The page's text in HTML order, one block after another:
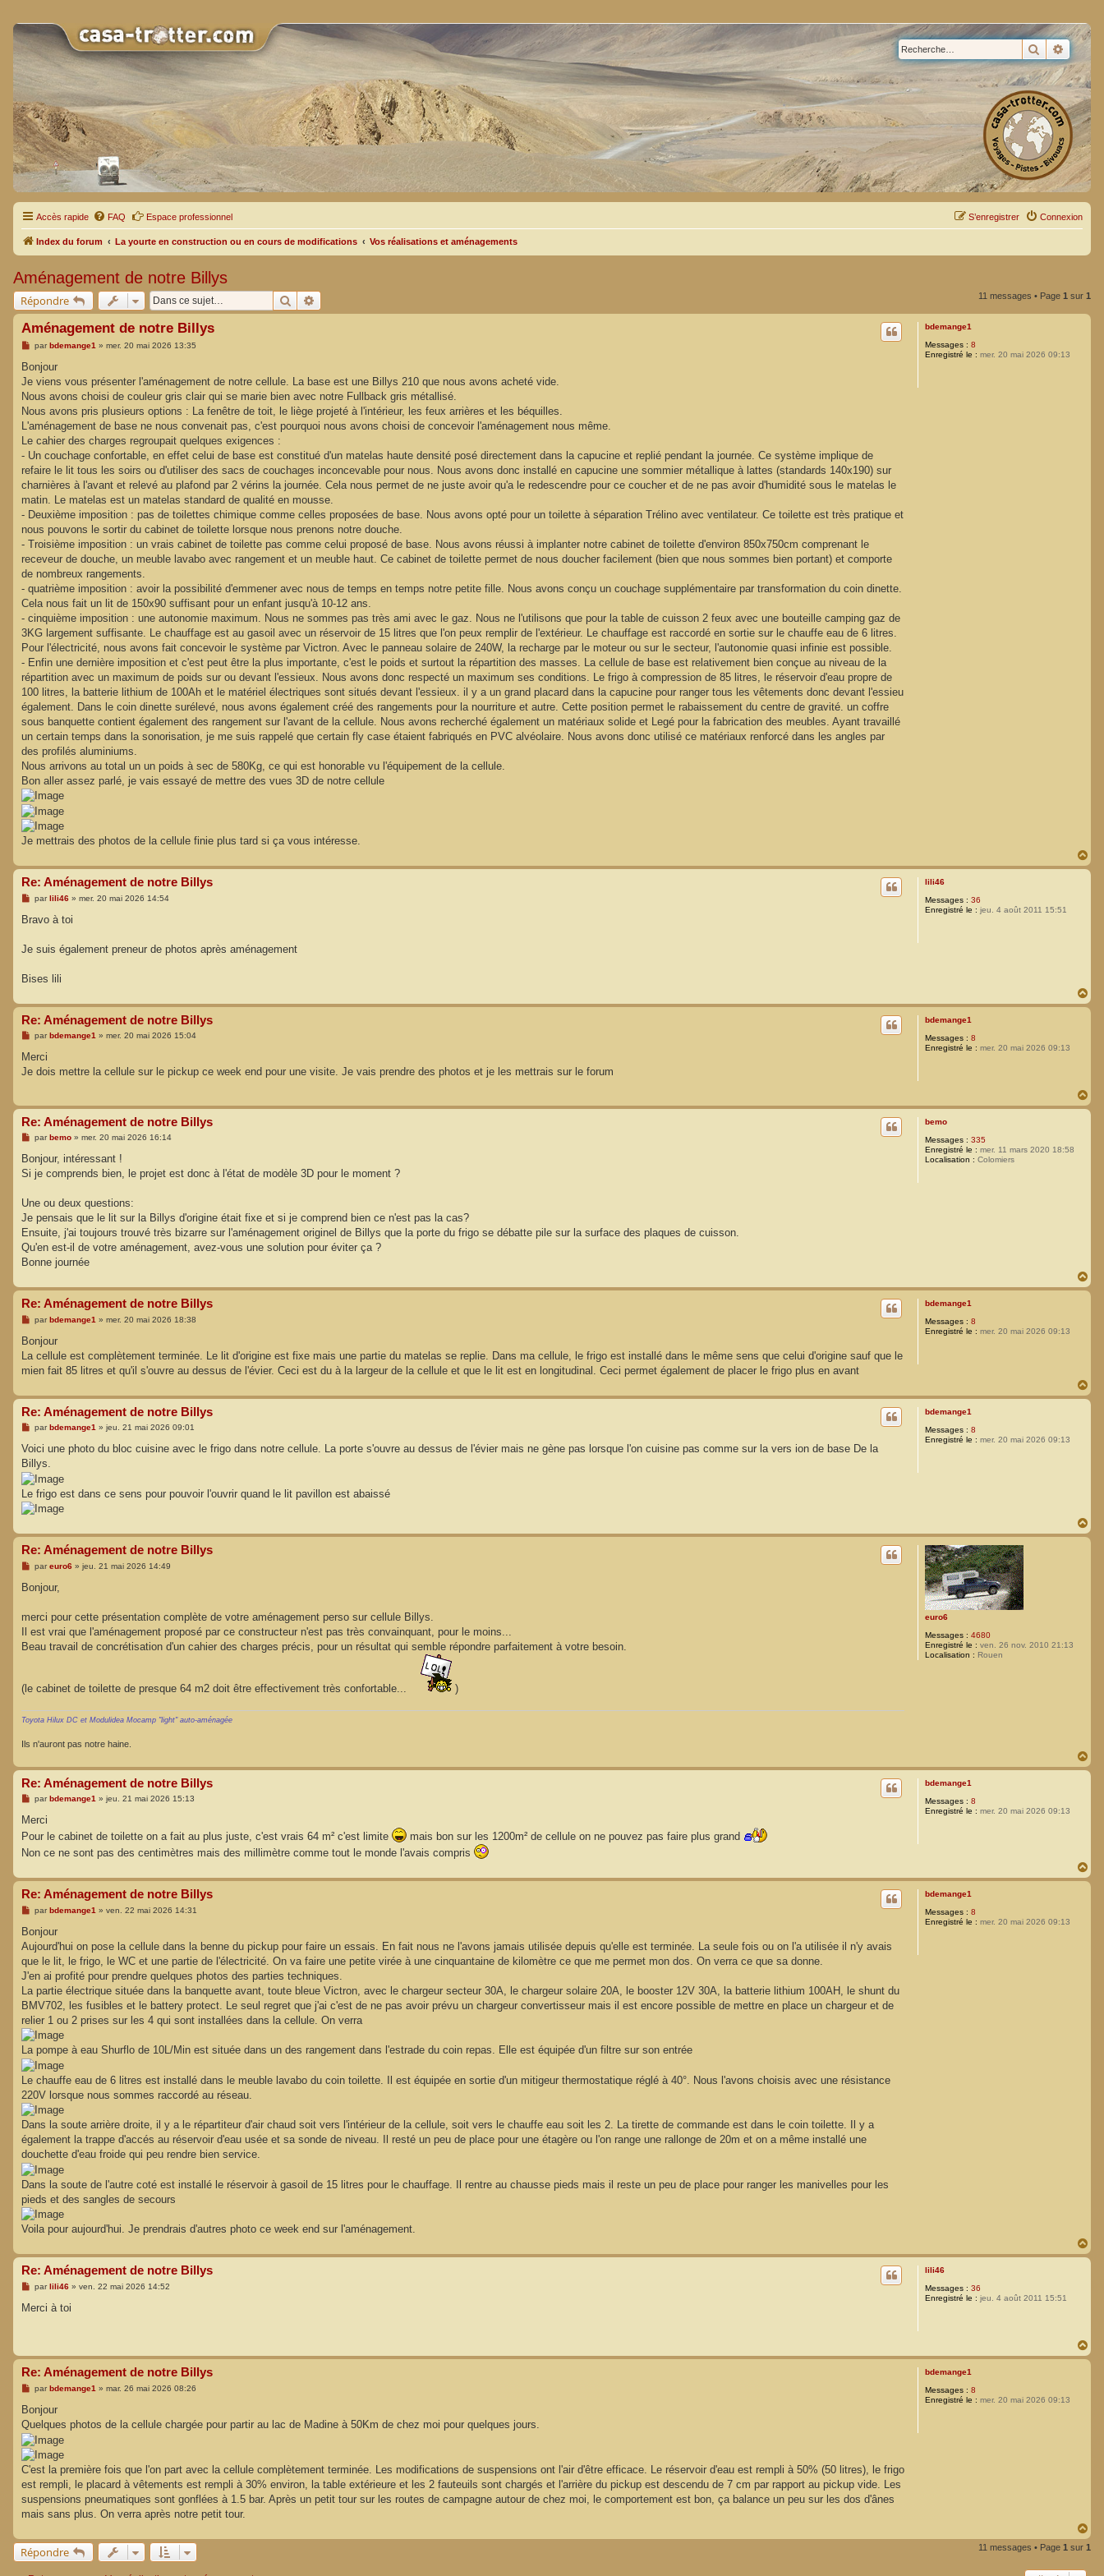
Rechercher
Accès rapide FAQ Espace professionnel Connexion
S’enregistrer
Index du forum La yourte en construction ou en cours de modifications Vos réalisations et aménagements
Aménagement de notre Billys
Répondre Rechercher 11 messages • Page 1 sur 1
bdemange1
Messages : 8
Enregistré le : mer. 20 mai 2026 09:13
Aménagement de notre Billys
M
s
a
g
parbdemange1 » mer. 20 mai 2026 13:35
Bonjour
Je viens vous présenter l'aménagement de notre cellule. La base est une Billys 210 que nous avons acheté vide.
Nous avons choisi de couleur gris clair qui se marie bien avec notre Fullback gris métallisé.
Nous avons pris plusieurs options : La fenêtre de toit, le liège projeté à l'intérieur, les feux arrières et les béquilles.
L'aménagement de base ne nous convenait pas, c'est pourquoi nous avons choisi de concevoir l'aménagement nous même.
Le cahier des charges regroupait quelques exigences :
- Un couchage confortable, en effet celui de base est constitué d'un matelas haute densité posé directement dans la capucine et replié pendant la journée. Ce système implique de
refaire le lit tous les soirs ou d'utiliser des sacs de couchages inconcevable pour nous. Nous avons donc installé en capucine une sommier métallique à lattes (standards 140x190) sur
charnières à l'avant et relevé au plafond par 2 vérins la journée. Cela nous permet de ne juste avoir qu'a le redescendre pour ce coucher et de ne pas avoir d'humidité sous le matelas le
matin. Le matelas est un matelas standard de qualité en mousse.
- Deuxième imposition : pas de toilettes chimique comme celles proposées de base. Nous avons opté pour un toilette à séparation Trélino avec ventilateur. Ce toilette est très pratique et
nous pouvons le sortir du cabinet de toilette lorsque nous prenons notre douche.
- Troisième imposition : un vrais cabinet de toilette pas comme celui proposé de base. Nous avons réussi à implanter notre cabinet de toilette d'environ 850x750cm comprenant le
receveur de douche, un meuble lavabo avec rangement et un meuble haut. Ce cabinet de toilette permet de nous doucher facilement (bien que nous sommes bien portant) et comporte
de nombreux rangements.
- quatrième imposition : avoir la possibilité d'emmener avec nous de temps en temps notre petite fille. Nous avons conçu un couchage supplémentaire par transformation du coin dinette.
Cela nous fait un lit de 150x90 suffisant pour un enfant jusqu'à 10-12 ans.
- cinquième imposition : une autonomie maximum. Nous ne sommes pas très ami avec le gaz. Nous ne l'utilisons que pour la table de cuisson 2 feux avec une bouteille camping gaz de
3KG largement suffisante. Le chauffage est au gasoil avec un réservoir de 15 litres que l'on peux remplir de l'extérieur. Le chauffage est raccordé en sortie sur le chauffe eau de 6 litres.
Pour l'électricité, nous avons fait concevoir le système par Victron. Avec le panneau solaire de 240W, la recharge par le moteur ou sur le secteur, l'autonomie quasi infinie est possible.
- Enfin une dernière imposition et c'est peut être la plus importante, c'est le poids et surtout la répartition des masses. La cellule de base est relativement bien conçue au niveau de la
répartition avec un maximum de poids sur ou devant l'essieux. Nous avons donc respecté un maximum ses conditions. Le frigo à compression de 85 litres, le réservoir d'eau propre de
100 litres, la batterie lithium de 100Ah et le matériel électriques sont situés devant l'essieux. il y a un grand placard dans la capucine pour ranger tous les vêtements donc devant l'essieu
également. Dans le coin dinette surélevé, nous avons également créé des rangements pour la nourriture et autre. Cette position permet le rabaissement du centre de gravité. un coffre
sous banquette contient également des rangement sur l'avant de la cellule. Nous avons recherché également un matériaux solide et Legé pour la fabrication des meubles. Ayant travaillé
un certain temps dans la sonorisation, je me suis rappelé que certain fly case étaient fabriqués en PVC alvéolaire. Nous avons donc utilisé ce matériaux renforcé dans les angles par
des profilés aluminiums.
Nous arrivons au total un un poids à sec de 580Kg, ce qui est honorable vu l'équipement de la cellule.
Bon aller assez parlé, je vais essayé de mettre des vues 3D de notre cellule
Je mettrais des photos de la cellule finie plus tard si ça vous intéresse.
a
u
lili46
Messages : 36
Enregistré le : jeu. 4 août 2011 15:51
Re: Aménagement de notre Billys
M
s
g
parlili46» mer. 20 mai 2026 14:54
Bravo à toi
Je suis également preneur de photos après aménagement
Bises lili
a
u
bdemange1
Messages : 8
Enregistré le : mer. 20 mai 2026 09:13
Re: Aménagement de notre Billys
M
s
a
parbdemange1» mer. 20 mai 2026 15:04
Merci
Je dois mettre la cellule sur le pickup ce week end pour une visite. Je vais prendre des photos et je les mettrais sur le forum
a
u
bemo
Messages : 335
Enregistré le : mer. 11 mars 2020 18:58
Localisation : Colomiers
Re: Aménagement de notre Billys
M
s
parbemo» mer. 20 mai 2026 16:14
Bonjour, intéressant !
Si je comprends bien, le projet est donc à l'état de modèle 3D pour le moment ?
Une ou deux questions:
Je pensais que le lit sur la Billys d'origine était fixe et si je comprend bien ce n'est pas la cas?
Ensuite, j'ai toujours trouvé très bizarre sur l'aménagement originel de Billys que la porte du frigo se débatte pile sur la surface des plaques de cuisson.
Qu'en est-il de votre aménagement, avez-vous une solution pour éviter ça ?
Bonne journée
a
bdemange1
Messages : 8
Enregistré le : mer. 20 mai 2026 09:13
Re: Aménagement de notre Billys
M
s
a
g
parbdemange1 » mer. 20 mai 2026 18:38
Bonjour
La cellule est complètement terminée. Le lit d'origine est fixe mais une partie du matelas se replie. Dans ma cellule, le frigo est installé dans le même sens que celui d'origine sauf que le
mien fait 85 litres et qu'il s'ouvre au dessus de l'évier. Ceci est du à la largeur de la cellule et que le lit est en longitudinal. Ceci permet également de placer le frigo plus en avant
a
u
bdemange1
Messages : 8
Enregistré le : mer. 20 mai 2026 09:13
Re: Aménagement de notre Billys
M
s
a
g
e
parbdemange1» jeu. 21 mai 2026 09:01
Voici une photo du bloc cuisine avec le frigo dans notre cellule. La porte s'ouvre au dessus de l'évier mais ne gène pas lorsque l'on cuisine pas comme sur la vers ion de base De la
Billys.
Le frigo est dans ce sens pour pouvoir l'ouvrir quand le lit pavillon est abaissé
a
euro6
Messages : 4680
Enregistré le : ven. 26 nov. 2010 21:13
Localisation : Rouen
Re: Aménagement de notre Billys
M
s
g
pareuro6» jeu. 21 mai 2026 14:49
Bonjour,
merci pour cette présentation complète de votre aménagement perso sur cellule Billys.
Il est vrai que l'aménagement proposé par ce constructeur n'est pas très convainquant, pour le moins...
Beau travail de concrétisation d'un cahier des charges précis, pour un résultat qui semble répondre parfaitement à votre besoin.
(le cabinet de toilette de presque 64 m2 doit être effectivement très confortable... )
Toyota Hilux DC et Modulidea Mocamp "light" auto-aménagée
Ils n'auront pas notre haine.
a
u
bdemange1
Messages : 8
Enregistré le : mer. 20 mai 2026 09:13
Re: Aménagement de notre Billys
M
s
a
e
parbdemange1 » jeu. 21 mai 2026 15:13
Merci
Pour le cabinet de toilette on a fait au plus juste, c'est vrais 64 m² c'est limite
mais bon sur les 1200m² de cellule on ne pouvez pas faire plus grand
Non ce ne sont pas des centimètres mais des millimètre comme tout le monde l'avais compris
a
bdemange1
Messages : 8
Enregistré le : mer. 20 mai 2026 09:13
Re: Aménagement de notre Billys
M
s
a
g
parbdemange1 » ven. 22 mai 2026 14:31
Bonjour
Aujourd'hui on pose la cellule dans la benne du pickup pour faire un essais. En fait nous ne l'avons jamais utilisée depuis qu'elle est terminée. La seule fois ou on l'a utilisée il n'y avais
que le lit, le frigo, le WC et une partie de l'électricité. On va faire une petite virée à une cinquantaine de kilomètre ce que me permet mon dos. On verra ce que sa donne.
J'en ai profité pour prendre quelques photos des parties techniques.
La partie électrique située dans la banquette avant, toute bleue Victron, avec le chargeur secteur 30A, le chargeur solaire 20A, le booster 12V 30A, la batterie lithium 100AH, le shunt du
BMV702, les fusibles et le battery protect. Le seul regret que j'ai c'est de ne pas avoir prévu un chargeur convertisseur mais il est encore possible de mettre en place un chargeur et de
relier 1 ou 2 prises sur les 4 qui sont installées dans la cellule. On verra
La pompe à eau Shurflo de 10L/Min est située dans un des rangement dans l'estrade du coin repas. Elle est équipée d'un filtre sur son entrée
Le chauffe eau de 6 litres est installé dans le meuble lavabo du coin toilette. Il est équipée en sortie d'un mitigeur thermostatique réglé à 40°. Nous l'avons choisis avec une résistance
220V lorsque nous sommes raccordé au réseau.
Dans la soute arrière droite, il y a le répartiteur d'air chaud soit vers l'intérieur de la cellule, soit vers le chauffe eau soit les 2. La tirette de commande est dans le coin toilette. Il y a
également la trappe d'accés au réservoir d'eau usée et sa sonde de niveau. Il resté un peu de place pour une étagère ou l'on range une rallonge de 20m et on a même installé une
douchette d'eau froide qui peu rendre bien service.
Dans la soute de l'autre coté est installé le réservoir à gasoil de 15 litres pour le chauffage. Il rentre au chausse pieds mais il reste un peu de place pour ranger les manivelles pour les
pieds et des sangles de secours
Voila pour aujourd'hui. Je prendrais d'autres photo ce week end sur l'aménagement.
a
u
lili46
Messages : 36
Enregistré le : jeu. 4 août 2011 15:51
Re: Aménagement de notre Billys
M
s
parlili46» ven. 22 mai 2026 14:52
Merci à toi
a
bdemange1
Messages : 8
Enregistré le : mer. 20 mai 2026 09:13
Re: Aménagement de notre Billys
M
s
a
g
e
parbdemange1 » mar. 26 mai 2026 08:26
Bonjour
Quelques photos de la cellule chargée pour partir au lac de Madine à 50Km de chez moi pour quelques jours.
C'est la première fois que l'on part avec la cellule complètement terminée. Les modifications de suspensions ont l'air d'être efficace. Le réservoir d'eau est rempli à 50% (50 litres), le frigo
est rempli, le placard à vêtements est rempli à 30% environ, la table extérieure et les 2 fauteuils sont chargés et l'arrière du pickup est descendu de 7 cm par rapport au pickup vide. Les
suspensions pneumatiques sont gonflées à 1.5 bar. Après un petit tour sur les routes de campagne autour de chez moi, le comportement est bon, ça balance un peu sur les dos d'ânes
mais sans plus. On verra après notre petit tour.
a
u
Répondre 11 messages • Page 1 sur 1